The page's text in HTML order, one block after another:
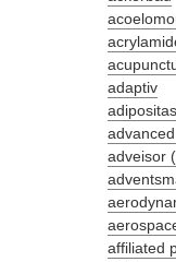
adaptiv
adipositas
adveisor
affiliated